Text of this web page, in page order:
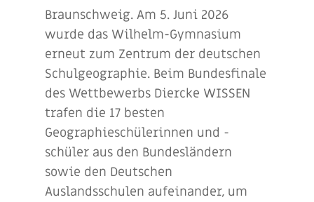
Braunschweig. Am 5. Juni 2026
wurde das Wilhelm-Gymnasium
erneut zum Zentrum der deutschen
Schulgeographie. Beim Bundesfinale
des Wettbewerbs Diercke WISSEN
trafen die 17 besten
Geographieschülerinnen und -
schüler aus den Bundesländern
sowie den Deutschen
Auslandsschulen aufeinander, um